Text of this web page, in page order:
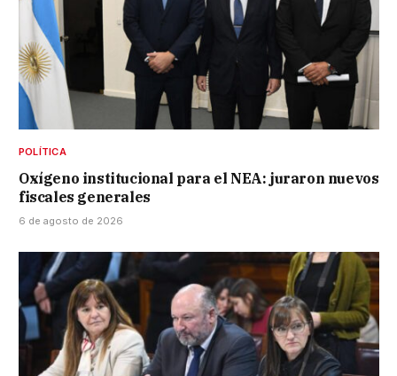
POLÍTICA
Oxígeno institucional para el NEA: juraron nuevos
fiscales generales
6 de agosto de 2026